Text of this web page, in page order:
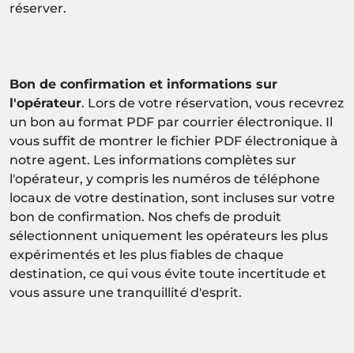
réserver.
Bon de confirmation et informations sur
l'opérateur. Lors de votre réservation, vous recevrez
un bon au format PDF par courrier électronique. Il
vous suffit de montrer le fichier PDF électronique à
notre agent. Les informations complètes sur
l'opérateur, y compris les numéros de téléphone
locaux de votre destination, sont incluses sur votre
bon de confirmation. Nos chefs de produit
sélectionnent uniquement les opérateurs les plus
expérimentés et les plus fiables de chaque
destination, ce qui vous évite toute incertitude et
vous assure une tranquillité d'esprit.